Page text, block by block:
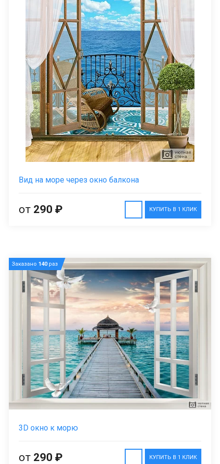
Вид на море через окно балкона
КУПИТЬ В 1 КЛИК
от 290 ₽
Заказано 140раз
3D окно к морю
КУПИТЬ В 1 КЛИК
от 290 ₽